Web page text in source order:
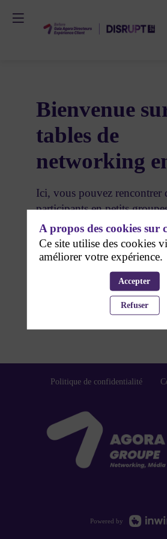
Bienvenue
tables de
networking
Ici, vous pouvez rencontrer
participants en petits
salles digitales - via
audio ou vidéo.
Politique de confidentialité
Powered by
A propos des cookies sur
Ce site utilise des cookies
améliorer votre expérience.
Accepter
Refuser